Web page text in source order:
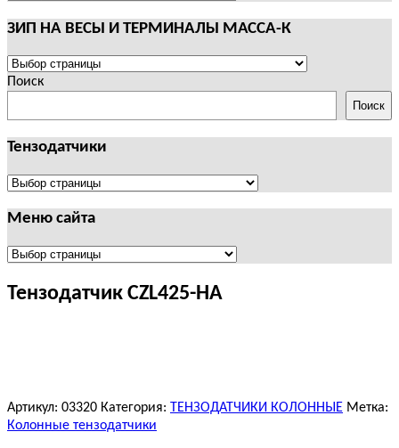
ЗИП НА ВЕСЫ И ТЕРМИНАЛЫ МАССА-К
ЗИП
НА
И
ТЕРМИНАЛЫ
МАССА-
Поиск
Поиск
Тензодатчики
Тензодатчики
Меню сайта
Меню
Тензодатчик CZL425-HA
Артикул: 03320 Категория: ТЕНЗОДАТЧИКИ КОЛОННЫЕ Метка:
Колонные тензодатчики